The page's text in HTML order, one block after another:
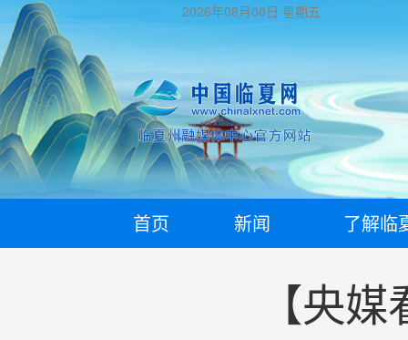
2026年08月08日 星期五
首页 新闻 了解临
【央